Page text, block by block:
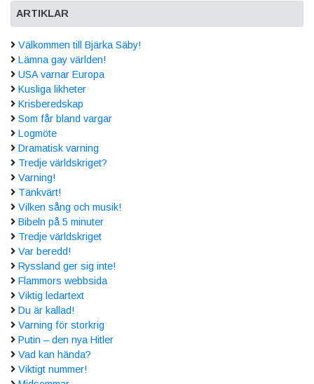
ARTIKLAR
Välkommen till Bjärka Säby!
Lämna gay världen!
USA varnar Europa
Kusliga likheter
Krisberedskap
Som får bland vargar
Logmöte
Dramatisk varning
Tredje världskriget?
Varning!
Tänkvärt!
Vilken sång och musik!
Bibeln på 5 minuter
Tredje världskriget
Var beredd!
Ryssland ger sig inte!
Flammors webbsida
Viktig ledartext
Du är kallad!
Varning för storkrig
Putin – den nya Hitler
Vad kan hända?
Viktigt nummer!